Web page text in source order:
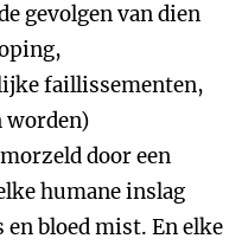
gevolgen van dien
faillissementen,
worden)
door een
humane inslag
en bloed mist. En elke